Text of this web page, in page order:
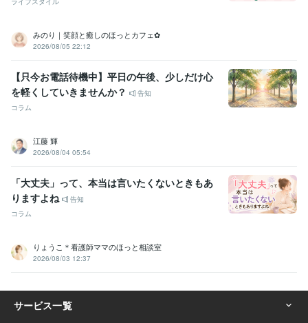
みのり｜笑顔と癒しのほっとカフェ✿
2026/08/05 22:12
【只今お電話待機中】平日の午後、少しだけ心
を軽くしていきませんか？
告知
コラム
江藤 輝
2026/08/04 05:54
「大丈夫」って、本当は言いたくないときもあ
りますよね
告知
コラム
りょうこ＊看護師ママのほっと相談室
2026/08/03 12:37